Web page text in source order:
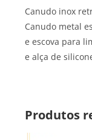
Canudo inox
Canudo metal
e escova para
e alça de
Produtos